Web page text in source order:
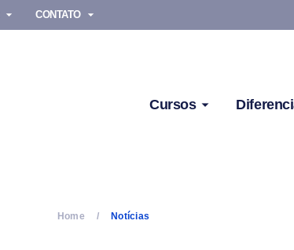
CONTATO
Cursos
Home Notícias